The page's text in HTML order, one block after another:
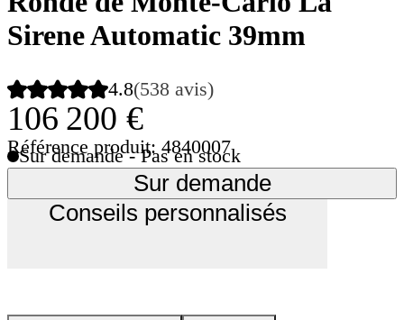
Sirene Automatic 39mm
4.8(538 avis)
106 200 €
Référence produit: 4840007
Sur demande - Pas en stock
Sur demande
Conseils personnalisés